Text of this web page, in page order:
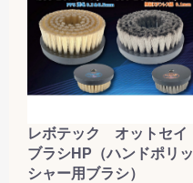
レボテック オットセイ
ブラシHP（ハンドポリッ
シャー用ブラシ）